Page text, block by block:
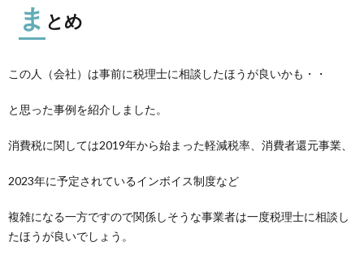
ま とめ
この人（会社）は事前に税理士に相談したほうが良いかも・・
と思った事例を紹介しました。
消費税に関しては2019年から始まった軽減税率、消費者還元事業、
2023年に予定されているインボイス制度など
複雑になる一方ですので関係しそうな事業者は一度税理士に相談し
たほうが良いでしょう。